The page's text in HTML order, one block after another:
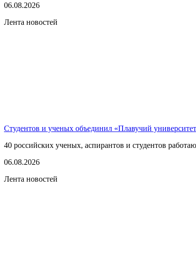
06.08.2026
Лента новостей
Студентов и ученых объединил «Плавучий
40 российских ученых, аспирантов и студентов
06.08.2026
Лента новостей